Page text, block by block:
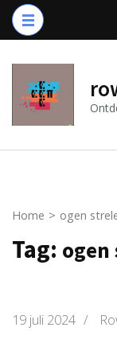
Ga
naar
(druk
Enter)
Home > ogen
Tag: ogen
19 juli 2024 /